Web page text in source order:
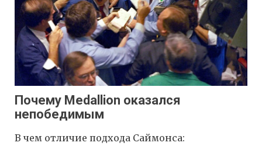
Почему Medallion оказался
непобедимым
В чем отличие подхода Саймонса: